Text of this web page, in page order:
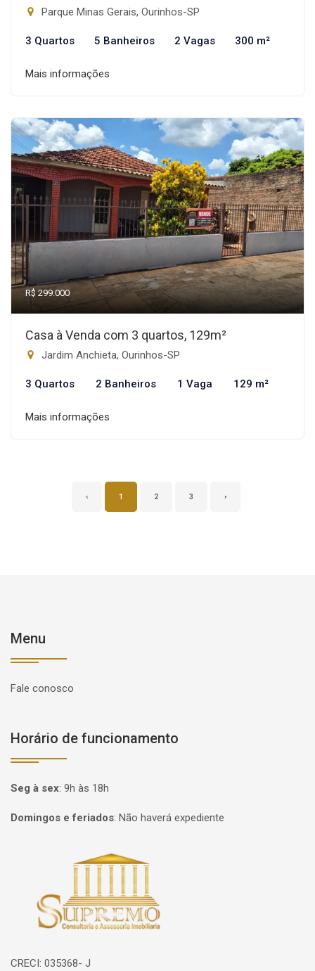
Parque Minas Gerais, Ourinhos-SP
3 Quartos 5 Banheiros 2 Vagas 300 m²
Mais informações
R$ 299.000
Casa à Venda com 3 quartos, 129m²
Jardim Anchieta, Ourinhos-SP
3 Quartos 2 Banheiros 1 Vaga 129 m²
Mais informações
‹ 1 2 3 ›
Menu
Fale conosco
Horário de funcionamento
Seg à sex: 9h às 18h
Domingos e feriados: Não haverá expediente
Página inicial
CRECI: 035368- J